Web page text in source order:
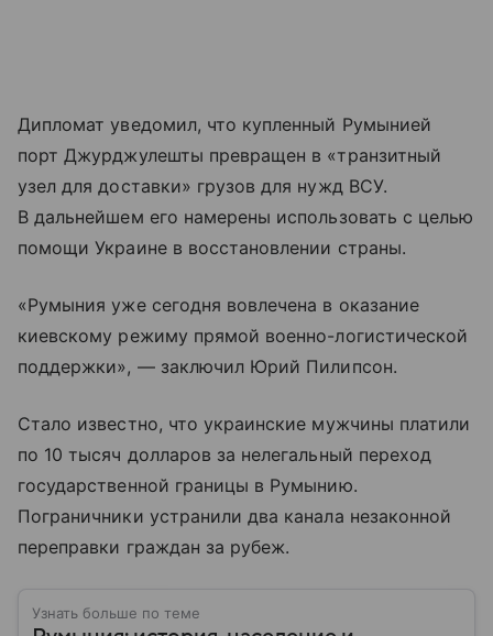
Дипломат уведомил, что купленный Румынией
порт Джурджулешты превращен в «транзитный
узел для доставки» грузов для нужд ВСУ.
В дальнейшем его намерены использовать с целью
помощи Украине в восстановлении страны.
«Румыния уже сегодня вовлечена в оказание
киевскому режиму прямой военно-логистической
поддержки», — заключил Юрий Пилипсон.
Стало известно, что украинские мужчины платили
по 10 тысяч долларов за нелегальный переход
государственной границы в Румынию.
Пограничники устранили два канала незаконной
переправки граждан за рубеж.
Узнать больше по теме